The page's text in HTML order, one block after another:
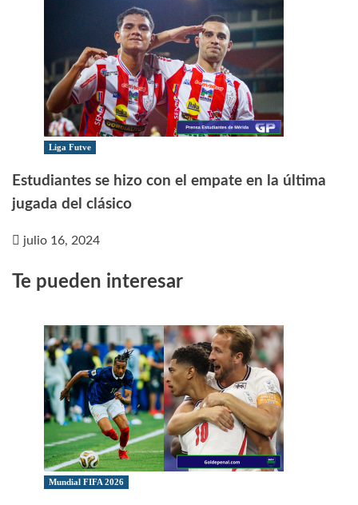
Liga Futve
Estudiantes se hizo con el empate en la última
jugada del clásico
julio 16, 2024
Te pueden interesar
Mundial FIFA 2026